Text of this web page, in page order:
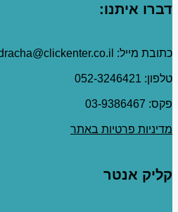
דברו איתנו:
כתובת מייל: hadracha@clickenter.co.il
טלפון: 052-3246421
פקס: 03-9386467
מדיניות פרטיות באתר
קליק אנטר